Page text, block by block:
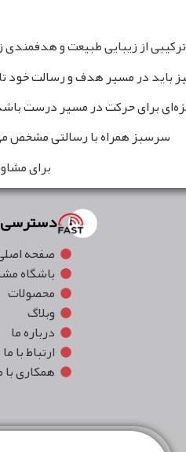
از زیبایی طبیعت و هدفمندی
باید در مسیر هدف و رسالت خود
برای حرکت در مسیر درست
سرسبز همراه با رسالتی مشخص
برای
صفحه
باشگاه
محصولات
وبلاگ
درباره ما
ارتباط با ما
همکاری با